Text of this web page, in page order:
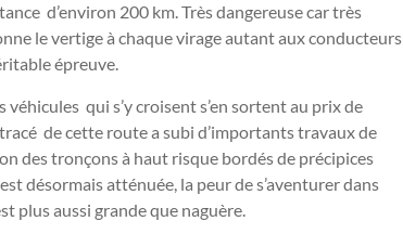
d’environ 200 km. Très dangereuse car très
le vertige à chaque virage autant aux conducteurs
épreuve.
qui s’y croisent s’en sortent au prix de
de cette route a subi d’importants travaux de
des tronçons à haut risque bordés de précipices
désormais atténuée, la peur de s’aventurer dans
plus aussi grande que naguère.